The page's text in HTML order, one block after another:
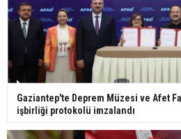
Bilim kurgu
insanları
Ünlü türkücü
geçirdi: Son hali
Gaziantep'te Deprem Müzesi ve Afet
işbirliği protokolü imzalandı